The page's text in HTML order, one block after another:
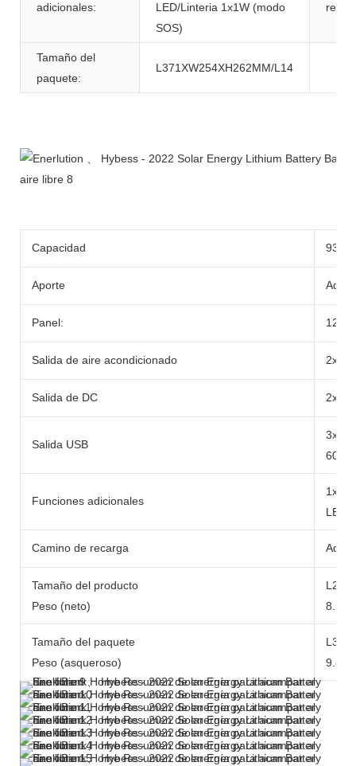
adicionales:
LED/Linteria 1x1W (modo
SOS)
Tamaño del
paquete:
L371XW254XH262MM/L14
Capacidad
Aporte
Panel: 12-
Salida de aire acondicionado 2x
Salida de DC 2x
Salida USB
3x
60W
Funciones adicionales
1x
LED/
Camino de recarga
Tamaño del producto
Peso (neto)
8.5
Tamaño del paquete
Peso (asqueroso)
9.8